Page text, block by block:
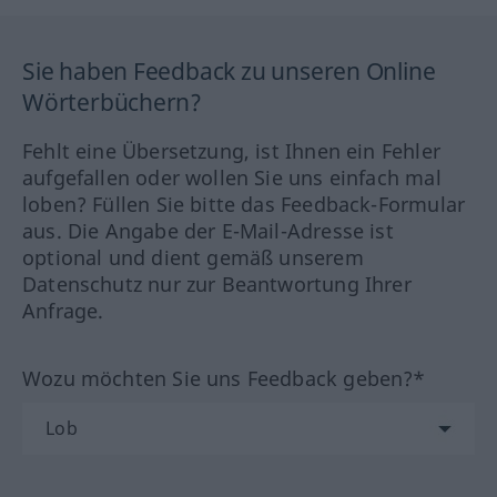
Sie haben Feedback zu unseren Online
Wörterbüchern?
Fehlt eine Übersetzung, ist Ihnen ein Fehler
aufgefallen oder wollen Sie uns einfach mal
loben? Füllen Sie bitte das Feedback-Formular
aus. Die Angabe der E-Mail-Adresse ist
optional und dient gemäß unserem
Datenschutz nur zur Beantwortung Ihrer
Anfrage.
Wozu möchten Sie uns Feedback geben?*